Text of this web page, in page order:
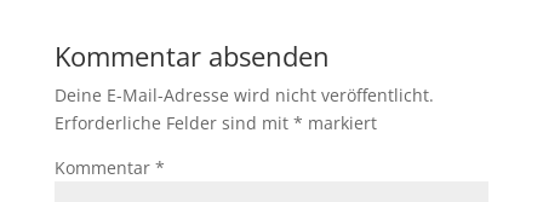
Kommentar absenden
Deine E-Mail-Adresse wird nicht veröffentlicht.
Erforderliche Felder sind mit * markiert
Kommentar *